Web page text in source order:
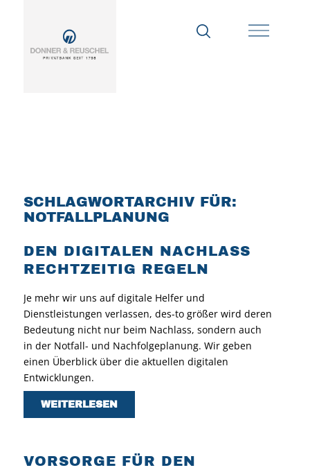
SCHLAGWORTARCHIV FÜR:
NOTFALLPLANUNG
DEN DIGITALEN NACHLASS
RECHTZEITIG REGELN
Je mehr wir uns auf digitale Helfer und
Dienstleistungen verlassen, des-to größer wird deren
Bedeutung nicht nur beim Nachlass, sondern auch
in der Notfall- und Nachfolgeplanung. Wir geben
einen Überblick über die aktuellen digitalen
Entwicklungen.
WEITERLESEN
VORSORGE FÜR DEN